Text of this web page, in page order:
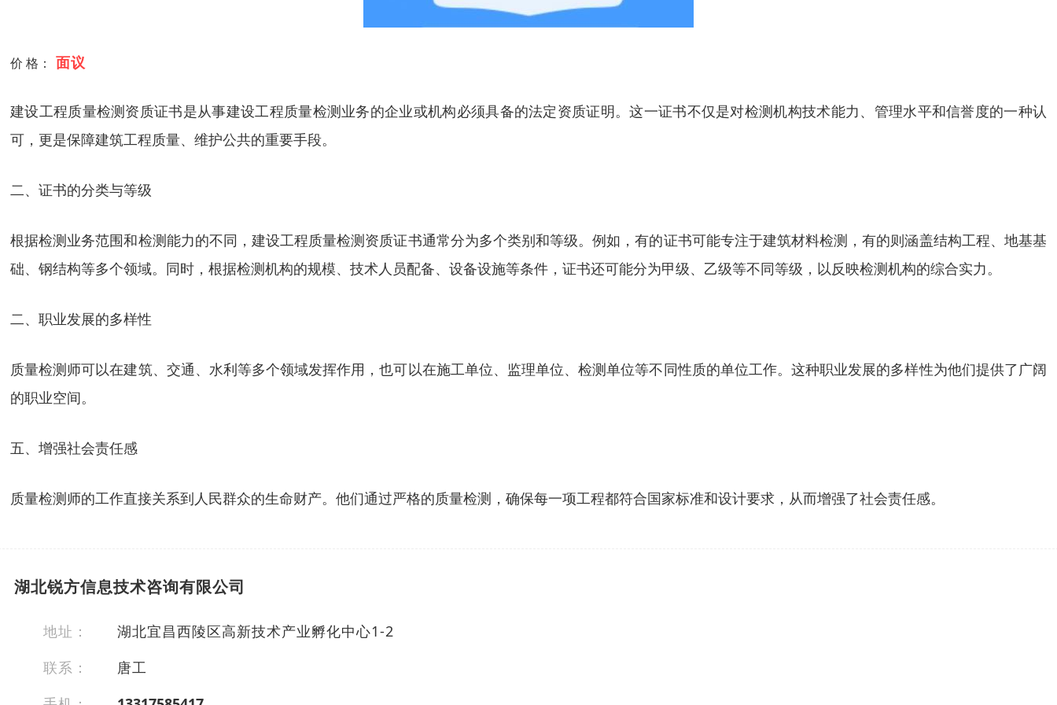
价 格： 面议
建设工程质量检测资质证书是从事建设工程质量检测业务的企业或机构必须具备的法定资质证明。这一证书不仅是对检测机构技术能力、管理水平和信誉度的一种认
可，更是保障建筑工程质量、维护公共的重要手段。
‌二、证书的分类与等级‌
根据检测业务范围和检测能力的不同，建设工程质量检测资质证书通常分为多个类别和等级。例如，有的证书可能专注于建筑材料检测，有的则涵盖结构工程、地基基
础、钢结构等多个领域。同时，根据检测机构的规模、技术人员配备、设备设施等条件，证书还可能分为甲级、乙级等不同等级，以反映检测机构的综合实力。
二、职业发展的多样性
质量检测师可以在建筑、交通、水利等多个领域发挥作用，也可以在施工单位、监理单位、检测单位等不同性质的单位工作。这种职业发展的多样性为他们提供了广阔
的职业空间。
五、增强社会责任感
质量检测师的工作直接关系到人民群众的生命财产。他们通过严格的质量检测，确保每一项工程都符合国家标准和设计要求，从而增强了社会责任感。
湖北锐方信息技术咨询有限公司
地址：
湖北宜昌西陵区高新技术产业孵化中心1-2
联系：
唐工